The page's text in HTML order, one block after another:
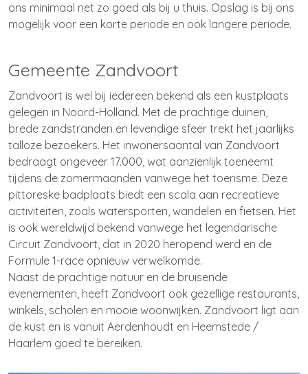
ons minimaal net zo goed als bij u thuis. Opslag is bij ons
mogelijk voor een korte periode en ook langere periode.
Gemeente Zandvoort
Zandvoort is wel bij iedereen bekend als een kustplaats
gelegen in Noord-Holland. Met de prachtige duinen,
brede zandstranden en levendige sfeer trekt het jaarlijks
talloze bezoekers. Het inwonersaantal van Zandvoort
bedraagt ongeveer 17.000, wat aanzienlijk toeneemt
tijdens de zomermaanden vanwege het toerisme. Deze
pittoreske badplaats biedt een scala aan recreatieve
activiteiten, zoals watersporten, wandelen en fietsen. Het
is ook wereldwijd bekend vanwege het legendarische
Circuit Zandvoort, dat in 2020 heropend werd en de
Formule 1-race opnieuw verwelkomde.
Naast de prachtige natuur en de bruisende
evenementen, heeft Zandvoort ook gezellige restaurants,
winkels, scholen en mooie woonwijken. Zandvoort ligt aan
de kust en is vanuit Aerdenhoudt en Heemstede /
Haarlem goed te bereiken.